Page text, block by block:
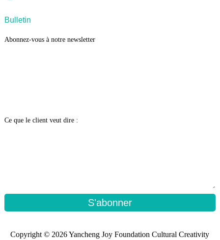
Bulletin
Abonnez-vous à notre newsletter
Ce que le client veut dire :
S'abonner
Copyright © 2026 Yancheng Joy Foundation Cultural Creativity